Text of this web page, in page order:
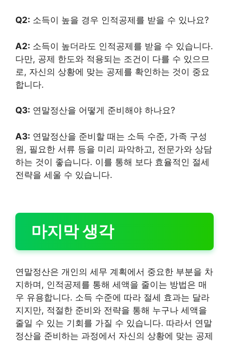
Q2: 소득이 높을 경우 인적공제를 받을 수 있나요?
A2: 소득이 높더라도 인적공제를 받을 수 있습니다.
다만, 공제 한도와 적용되는 조건이 다를 수 있으므
로, 자신의 상황에 맞는 공제를 확인하는 것이 중요
합니다.
Q3: 연말정산을 어떻게 준비해야 하나요?
A3: 연말정산을 준비할 때는 소득 수준, 가족 구성
원, 필요한 서류 등을 미리 파악하고, 전문가와 상담
하는 것이 좋습니다. 이를 통해 보다 효율적인 절세
전략을 세울 수 있습니다.
마지막 생각
연말정산은 개인의 세무 계획에서 중요한 부분을 차
지하며, 인적공제를 통해 세액을 줄이는 방법은 매
우 유용합니다. 소득 수준에 따라 절세 효과는 달라
지지만, 적절한 준비와 전략을 통해 누구나 세액을
줄일 수 있는 기회를 가질 수 있습니다. 따라서 연말
정산을 준비하는 과정에서 자신의 상황에 맞는 공제